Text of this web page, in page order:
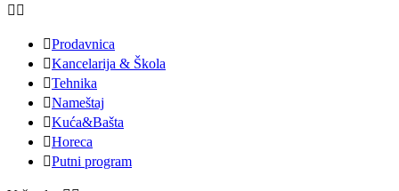
 
Prodavnica
Kancelarija & Škola
Tehnika
Nameštaj
Kuća&Bašta
Horeca
Putni program